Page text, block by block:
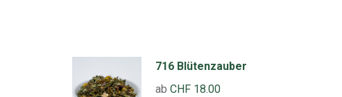
716 Blütenzauber
abCHF 18.00